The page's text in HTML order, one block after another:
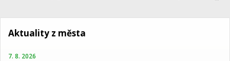
Aktuality z města
7. 8. 2026